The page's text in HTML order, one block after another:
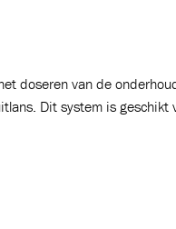
doseren van de
Dit system is geschikt
winkelwagen